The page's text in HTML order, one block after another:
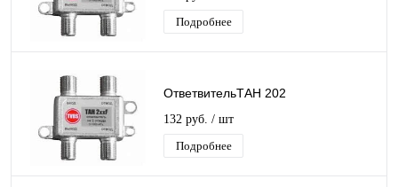
Подробнее
ОтветвительТАН 202
132 руб. / шт
Подробнее